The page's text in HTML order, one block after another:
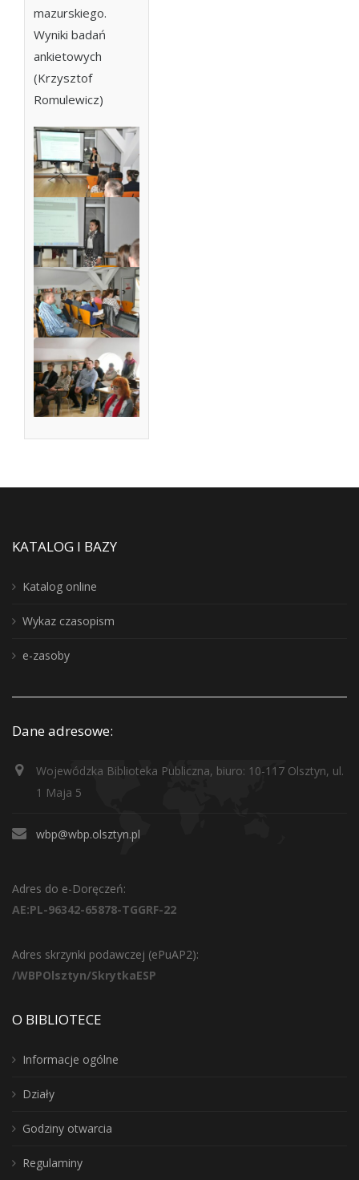
mazurskiego.
Wyniki badań
ankietowych
(Krzysztof
Romulewicz)
KATALOG I BAZY
Katalog online
Wykaz czasopism
e-zasoby
Dane adresowe:
Wojewódzka Biblioteka Publiczna, biuro: 10-117 Olsztyn, ul.
1 Maja 5
wbp@wbp.olsztyn.pl
Adres do e-Doręczeń:
AE:PL-96342-65878-TGGRF-22
Adres skrzynki podawczej (ePuAP2):
/WBPOlsztyn/SkrytkaESP
O BIBLIOTECE
Informacje ogólne
Działy
Godziny otwarcia
Regulaminy